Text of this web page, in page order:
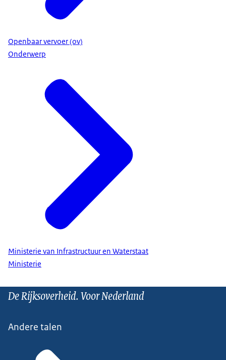
Openbaar vervoer (ov)
Onderwerp
Ministerie van Infrastructuur en Waterstaat
Ministerie
De Rijksoverheid. Voor Nederland
Andere talen